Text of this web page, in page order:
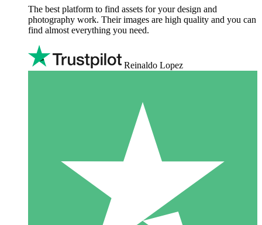
The best platform to find assets for your design and
photography work. Their images are high quality and you can
find almost everything you need.
Reinaldo Lopez